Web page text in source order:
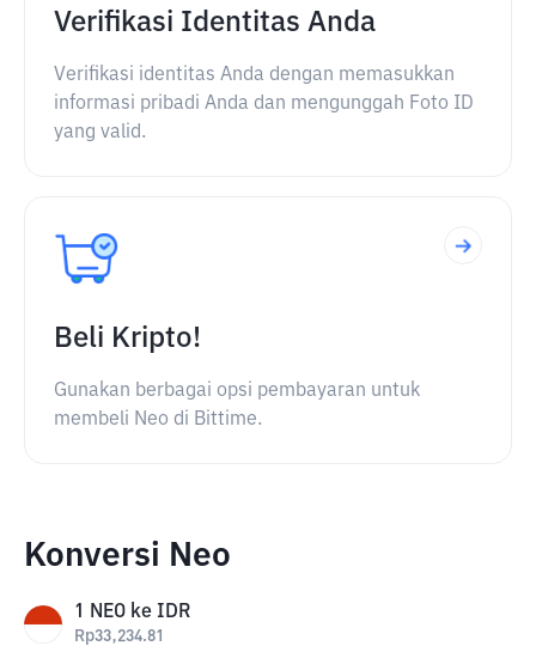
Verifikasi Identitas Anda
Verifikasi identitas Anda dengan memasukkan
informasi pribadi Anda dan mengunggah Foto ID
yang valid.
Beli Kripto!
Gunakan berbagai opsi pembayaran untuk
membeli Neo di Bittime.
Konversi Neo
1 NEO ke IDR
Rp33,234.81